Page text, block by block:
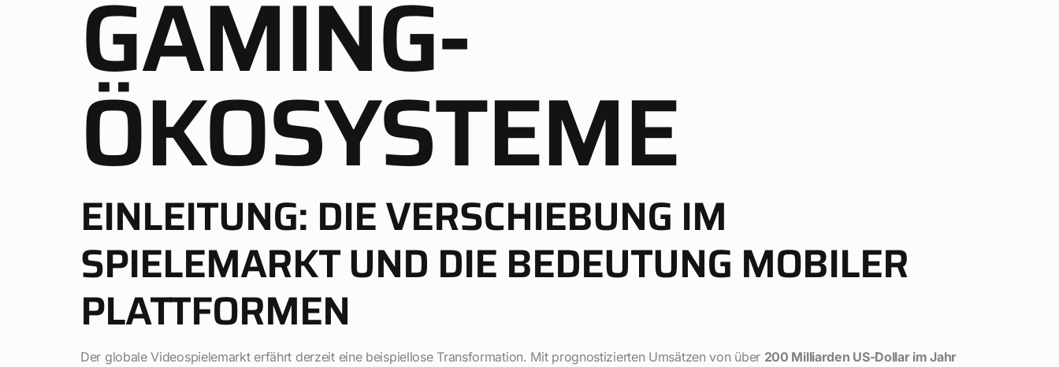
GAMING-
ÖKOSYSTEME
EINLEITUNG: DIE VERSCHIEBUNG IM
SPIELEMARKT UND DIE BEDEUTUNG MOBILER
PLATTFORMEN
Der globale Videospielemarkt erfährt derzeit eine beispiellose Transformation. Mit prognostizierten Umsätzen von über 200 Milliarden US-Dollar im Jahr